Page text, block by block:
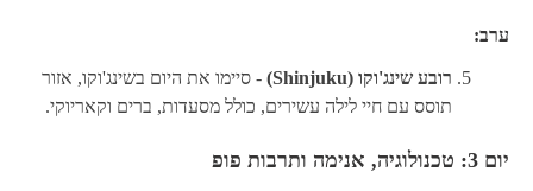
ערב:
רובע שינג'וקו (Shinjuku)
- סיימו את היום בשינג'וקו, אזור
תוסס עם חיי לילה עשירים, כולל מסעדות, ברים וקאריוקי.
יום 3: טכנולוגיה, אנימה ותרבות פופ